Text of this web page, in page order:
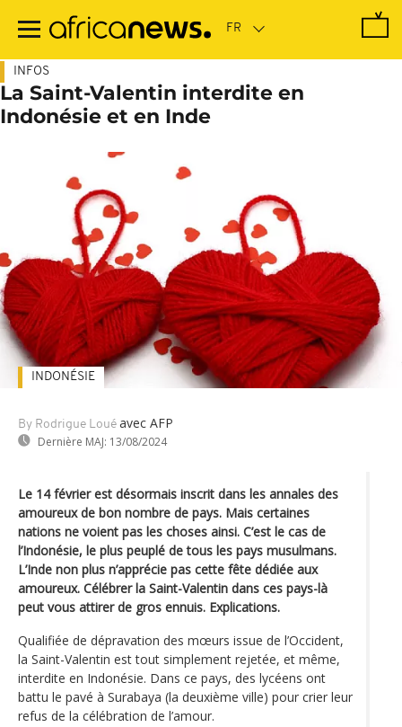
contenu
INFOS
La Saint-Valentin interdite en
Indonésie et en Inde
By Rodrigue Loué avec AFP
Dernière MAJ: 13/08/2024
INDONÉSIE
Le 14 février est désormais inscrit dans les annales des
amoureux de bon nombre de pays. Mais certaines
nations ne voient pas les choses ainsi. C’est le cas de
l’Indonésie, le plus peuplé de tous les pays musulmans.
L’Inde non plus n’apprécie pas cette fête dédiée aux
amoureux. Célébrer la Saint-Valentin dans ces pays-là
peut vous attirer de gros ennuis. Explications.
Qualifiée de dépravation des mœurs issue de l’Occident,
la Saint-Valentin est tout simplement rejetée, et même,
interdite en Indonésie. Dans ce pays, des lycéens ont
battu le pavé à Surabaya (la deuxième ville) pour crier leur
refus de la célébration de l’amour.